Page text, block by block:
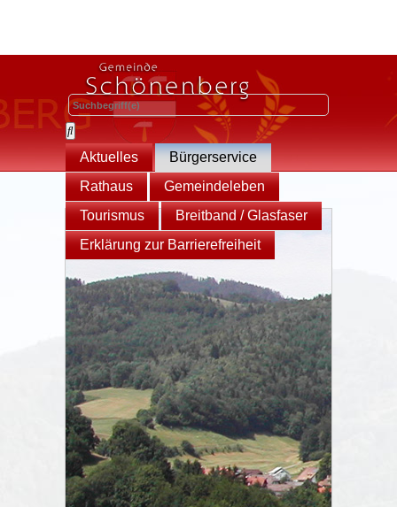
Aktuelles
Bürgerservice
Rathaus
Gemeindeleben
Tourismus
Breitband / Glasfaser
Erklärung zur Barrierefreiheit